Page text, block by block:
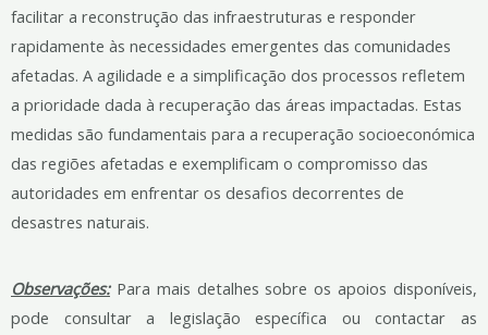
facilitar a reconstrução das infraestruturas e responder
rapidamente às necessidades emergentes das comunidades
afetadas. A agilidade e a simplificação dos processos refletem
a prioridade dada à recuperação das áreas impactadas. Estas
medidas são fundamentais para a recuperação socioeconómica
das regiões afetadas e exemplificam o compromisso das
autoridades em enfrentar os desafios decorrentes de
desastres naturais.
Observações: Para mais detalhes sobre os apoios disponíveis,
pode consultar a legislação específica ou contactar as